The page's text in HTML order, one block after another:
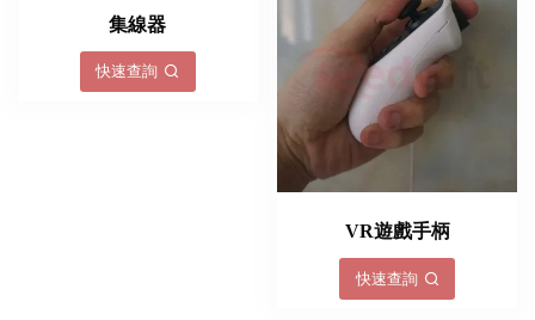
集線器
快速查詢
VR遊戲手柄
快速查詢